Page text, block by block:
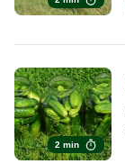
2 min